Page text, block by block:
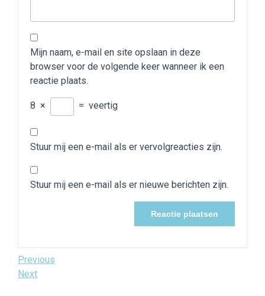
Mijn naam, e-mail en site opslaan in deze
browser voor de volgende keer wanneer ik een
reactie plaats.
8 × = veertig
Stuur mij een e-mail als er vervolgreacties zijn.
Stuur mij een e-mail als er nieuwe berichten zijn.
Bericht
navigatie
Previous
Post
Previous
Next
Next